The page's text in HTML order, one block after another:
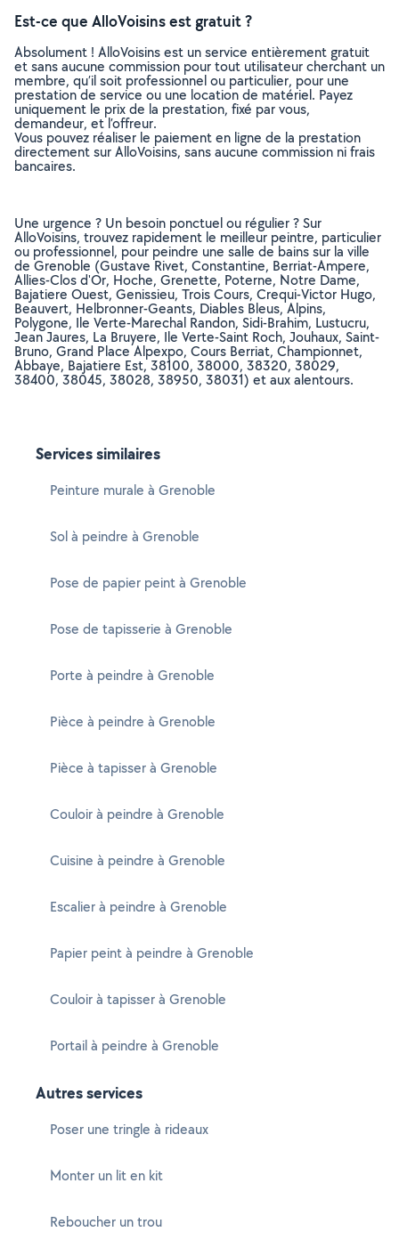
Est-ce que AlloVoisins est gratuit ?
Absolument ! AlloVoisins est un service entièrement gratuit
et sans aucune commission pour tout utilisateur cherchant un
membre, qu’il soit professionnel ou particulier, pour une
prestation de service ou une location de matériel. Payez
uniquement le prix de la prestation, fixé par vous,
demandeur, et l’offreur.
Vous pouvez réaliser le paiement en ligne de la prestation
directement sur AlloVoisins, sans aucune commission ni frais
bancaires.
Une urgence ? Un besoin ponctuel ou régulier ? Sur
AlloVoisins, trouvez rapidement le meilleur peintre, particulier
ou professionnel, pour peindre une salle de bains sur la ville
de Grenoble (Gustave Rivet, Constantine, Berriat-Ampere,
Allies-Clos d'Or, Hoche, Grenette, Poterne, Notre Dame,
Bajatiere Ouest, Genissieu, Trois Cours, Crequi-Victor Hugo,
Beauvert, Helbronner-Geants, Diables Bleus, Alpins,
Polygone, Ile Verte-Marechal Randon, Sidi-Brahim, Lustucru,
Jean Jaures, La Bruyere, Ile Verte-Saint Roch, Jouhaux, Saint-
Bruno, Grand Place Alpexpo, Cours Berriat, Championnet,
Abbaye, Bajatiere Est, 38100, 38000, 38320, 38029,
38400, 38045, 38028, 38950, 38031) et aux alentours.
Services similaires
Peinture murale à Grenoble
Sol à peindre à Grenoble
Pose de papier peint à Grenoble
Pose de tapisserie à Grenoble
Porte à peindre à Grenoble
Pièce à peindre à Grenoble
Pièce à tapisser à Grenoble
Couloir à peindre à Grenoble
Cuisine à peindre à Grenoble
Escalier à peindre à Grenoble
Papier peint à peindre à Grenoble
Couloir à tapisser à Grenoble
Portail à peindre à Grenoble
Autres services
Poser une tringle à rideaux
Monter un lit en kit
Reboucher un trou